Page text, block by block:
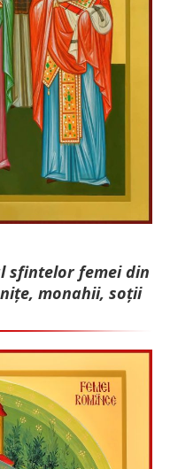
sfintelor femei din
monahii, soții